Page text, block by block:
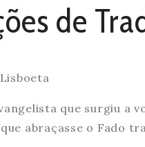
de
que surgiu a
abraçasse o Fado